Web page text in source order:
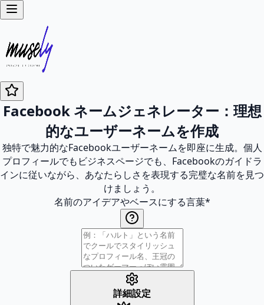
Facebook ネームジェネレーター：理想
的なユーザーネームを作成
独特で魅力的なFacebookユーザーネームを即座に生成。個人
プロフィールでもビジネスページでも、Facebookのガイドラ
インに従いながら、あなたらしさを表現する完璧な名前を見つ
けましょう。
名前のアイデアやベースにする言葉*
詳細設定